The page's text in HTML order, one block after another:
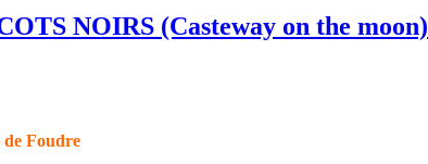
NOIRS (Casteway on the moon)
Foudre